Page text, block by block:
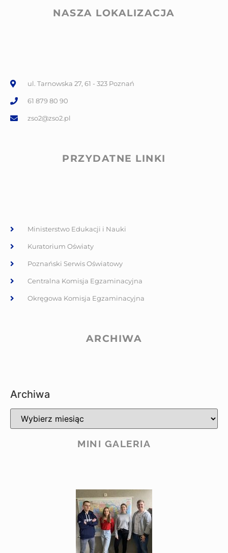
NASZA LOKALIZACJA
ul. Tarnowska 27, 61 - 323 Poznań
61 879 80 90
zso2@zso2.pl
PRZYDATNE LINKI
Ministerstwo Edukacji i Nauki
Kuratorium Oświaty
Poznański Serwis Oświatowy
Centralna Komisja Egzaminacyjna
Okręgowa Komisja Egzaminacyjna
ARCHIWA
Archiwa
MINI GALERIA